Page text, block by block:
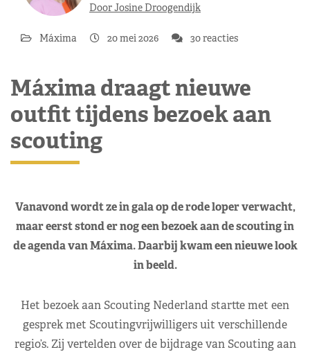
Door Josine Droogendijk
Máxima 20 mei 2026 30 reacties
Máxima draagt nieuwe
outfit tijdens bezoek aan
scouting
Vanavond wordt ze in gala op de rode loper verwacht,
maar eerst stond er nog een bezoek aan de scouting in
de agenda van Máxima. Daarbij kwam een nieuwe look
in beeld.
Het bezoek aan Scouting Nederland startte met een
gesprek met Scoutingvrijwilligers uit verschillende
regio’s. Zij vertelden over de bijdrage van Scouting aan